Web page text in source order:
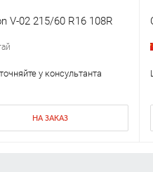
V-02 215/60 R16 108R
у консультанта
НА ЗАКАЗ